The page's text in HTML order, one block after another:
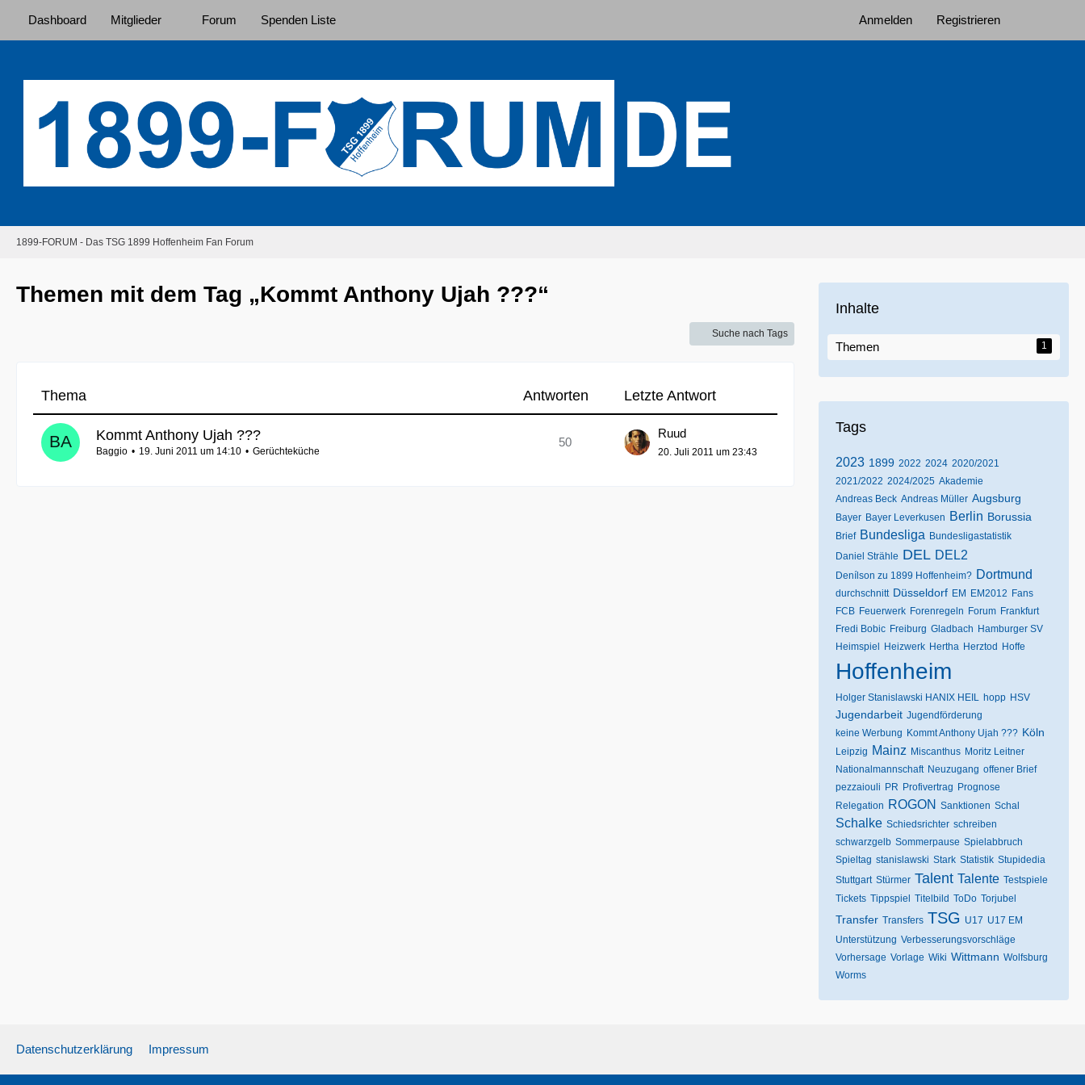
Dashboard Mitglieder Forum Spenden Liste Anmelden Registrieren
1899-FORUM - Das TSG 1899 Hoffenheim Fan Forum
Themen mit dem Tag „Kommt Anthony Ujah ???“
Suche nach Tags
Thema Antworten Letzte Antwort
Kommt Anthony Ujah ???
Baggio 19. Juni 2011 um 14:10 Gerüchteküche
50
Ruud
20. Juli 2011 um 23:43
Inhalte
Themen 1
Tags
2023 1899 2022 2024 2020/2021
2021/2022 2024/2025 Akademie
Andreas Beck Andreas Müller Augsburg
Bayer Bayer Leverkusen Berlin Borussia
Brief Bundesliga Bundesligastatistik
Daniel Strähle DEL DEL2
Denílson zu 1899 Hoffenheim? Dortmund
durchschnitt Düsseldorf EM EM2012 Fans
FCB Feuerwerk Forenregeln Forum Frankfurt
Fredi Bobic Freiburg Gladbach Hamburger SV
Heimspiel
Heizwerk Hertha Herztod Hoffe
Hoffenheim
Holger Stanislawski HANIX HEIL hopp HSV
Jugendarbeit Jugendförderung
keine Werbung Kommt Anthony Ujah ??? Köln
Leipzig Mainz Miscanthus Moritz Leitner
Nationalmannschaft Neuzugang offener Brief
pezzaiouli PR Profivertrag Prognose
Relegation ROGON Sanktionen Schal
Schalke Schiedsrichter schreiben
schwarzgelb Sommerpause Spielabbruch
Spieltag stanislawski Stark Statistik Stupidedia
Stuttgart Stürmer Talent Talente Testspiele
Tickets Tippspiel Titelbild ToDo Torjubel
Transfer Transfers TSG U17 U17 EM
Unterstützung Verbesserungsvorschläge
Vorhersage Vorlage Wiki Wittmann Wolfsburg
Worms
Datenschutzerklärung Impressum